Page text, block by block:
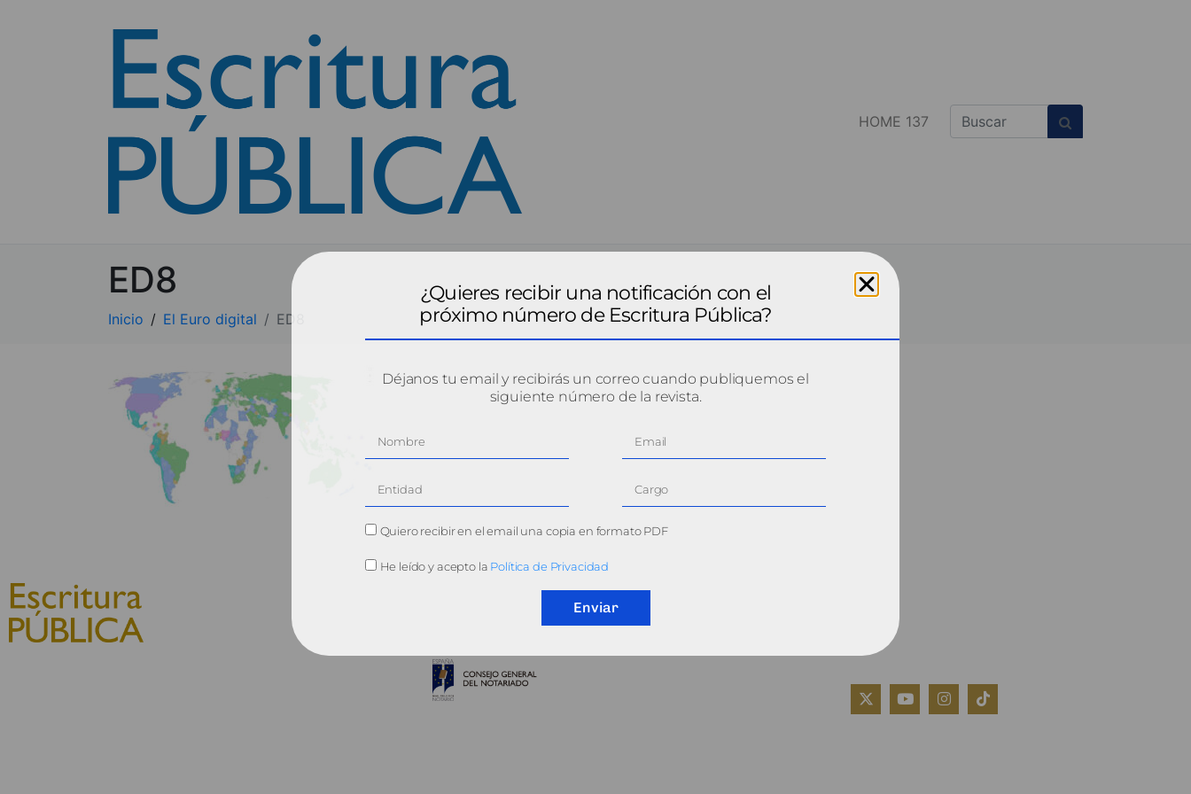
HOME 137
ED8
Inicio El Euro digital ED8
POLÍTICA DE COOKIES
POLÍTICA DE PRIVACIDAD
¿Quieres recibir una notificación con el
próximo número de Escritura Pública?
Déjanos tu email y recibirás un correo cuando publiquemos el
siguiente número de la revista.
Quiero recibir en el email una copia en formato PDF
He leído y acepto la Política de Privacidad
Enviar